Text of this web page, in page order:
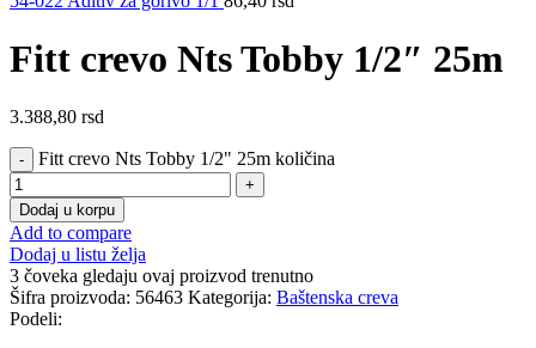
Fitt crevo Nts Tobby 1/2″ 25m
3.388,80 rsd
Fitt crevo Nts Tobby 1/2" 25m količina
Dodaj u korpu
Add to compare
Dodaj u listu želja
3 čoveka gledaju ovaj proizvod trenutno
Šifra proizvoda: 56463 Kategorija: Baštenska creva
Podeli: